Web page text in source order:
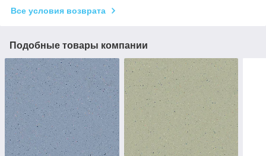
Все условия возврата
Подобные товары компании